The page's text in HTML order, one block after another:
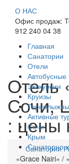
О НАС
Офис продаж:
912 240 04 38
Главная
Санатории
Отели
Автобусные
Экскурсии
Круизы
Активные
Сочи
Крым
Санаторно-
Отель
Сочи,
: цены
Санатории
«Grace Nairi» /